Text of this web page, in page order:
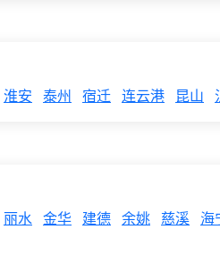
淮安 泰州 宿迁 连云港 昆山
丽水 金华 建德 余姚 慈溪 海